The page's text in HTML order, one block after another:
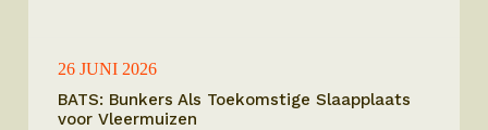
26 JUNI 2026
BATS: Bunkers Als Toekomstige Slaapplaats
voor Vleermuizen